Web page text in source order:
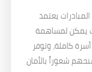
يعتمد
يمكن لمساهمة
كاملة، وتوفر
شعوراً بالأمان